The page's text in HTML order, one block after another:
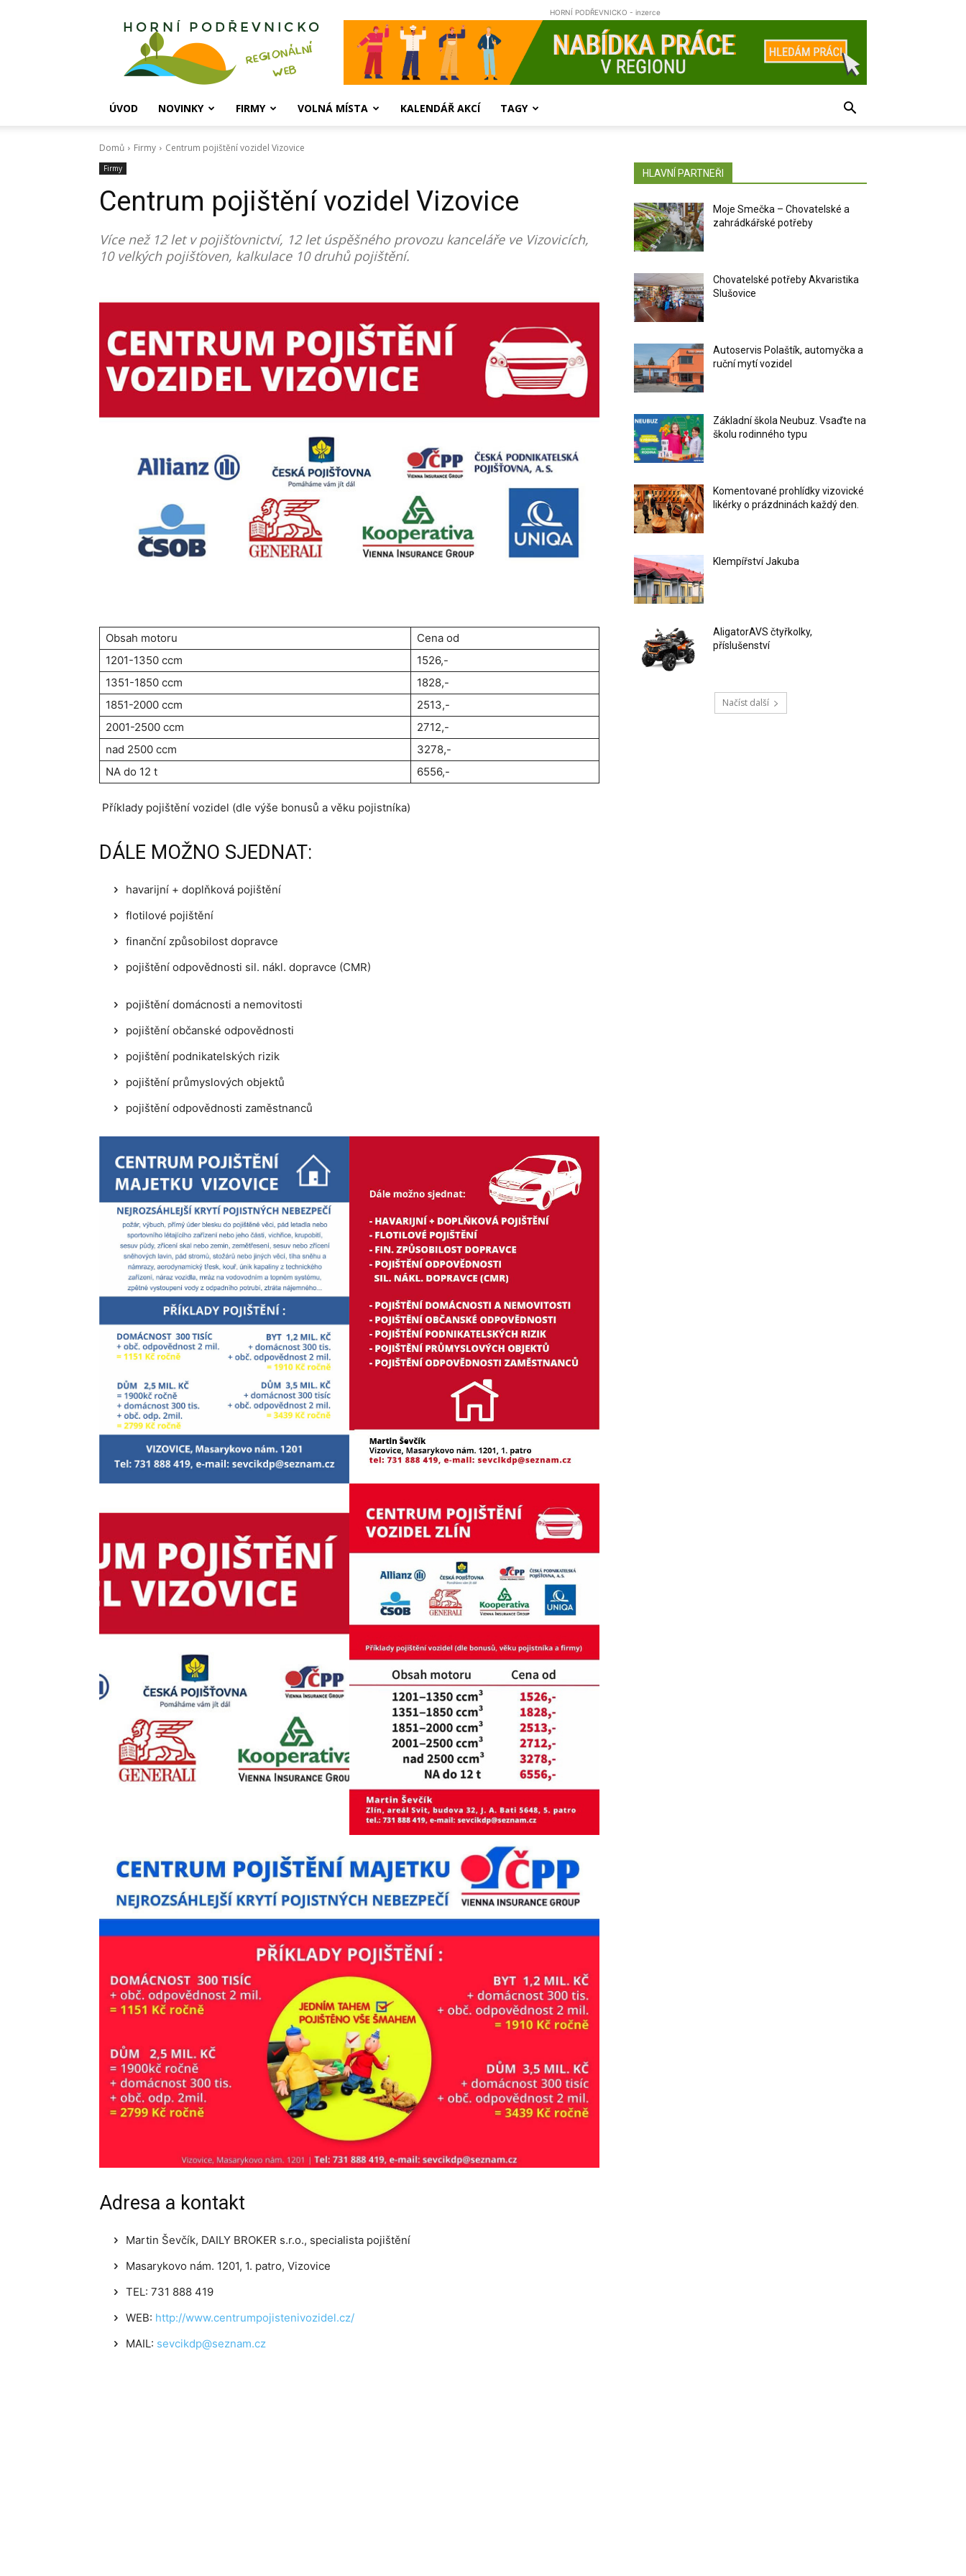
Horní
HORNÍ PODŘEVNICKO - inzerce
ÚVOD NOVINKY FIRMY VOLNÁ MÍSTA KALENDÁŘ AKCÍ TAGY
Domů Firmy Centrum pojištění vozidel Vizovice
Firmy
Centrum pojištění vozidel Vizovice
Více než 12 let v pojišťovnictví, 12 let úspěšného provozu kanceláře ve Vizovicích,
10 velkých pojišťoven, kalkulace 10 druhů pojištění.
Obsah motoru
Cena od
1201-1350 ccm
1526,-
1351-1850 ccm
1828,-
1851-2000 ccm
2513,-
2001-2500 ccm
2712,-
nad 2500 ccm
3278,-
NA do 12 t
6556,-
Příklady pojištění vozidel (dle výše bonusů a věku pojistníka)
DÁLE MOŽNO SJEDNAT:
havarijní + doplňková pojištění
flotilové pojištění
finanční způsobilost dopravce
pojištění odpovědnosti sil. nákl. dopravce (CMR)
pojištění domácnosti a nemovitosti
pojištění občanské odpovědnosti
pojištění podnikatelských rizik
pojištění průmyslových objektů
pojištění odpovědnosti zaměstnanců
Adresa a kontakt
Martin Ševčík, DAILY BROKER s.r.o., specialista pojištění
Masarykovo nám. 1201, 1. patro, Vizovice
TEL: 731 888 419
WEB: http://www.centrumpojistenivozidel.cz/
MAIL: sevcikdp@seznam.cz
HLAVNÍ PARTNEŘI
Moje Smečka – Chovatelské a
zahrádkářské potřeby
Chovatelské potřeby Akvaristika
Slušovice
Autoservis Polaštík, automyčka a
ruční mytí vozidel
Základní škola Neubuz. Vsaďte na
školu rodinného typu
Komentované prohlídky vizovické
likérky o prázdninách každý den.
Klempířství Jakuba
AligatorAVS čtyřkolky,
příslušenství
Načíst další